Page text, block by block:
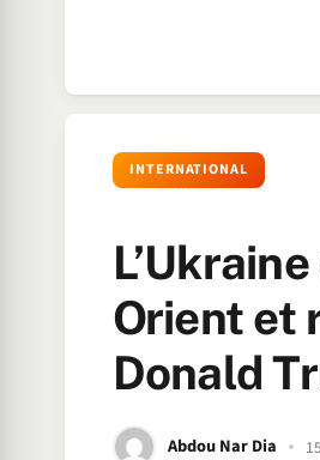
INTERNATIONAL
Orient et
Donald
Abdou Nar Dia